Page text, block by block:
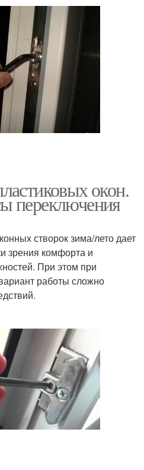
окон.
переключения
створок зима/лето дает
зрения комфорта и
При этом при
работы сложно